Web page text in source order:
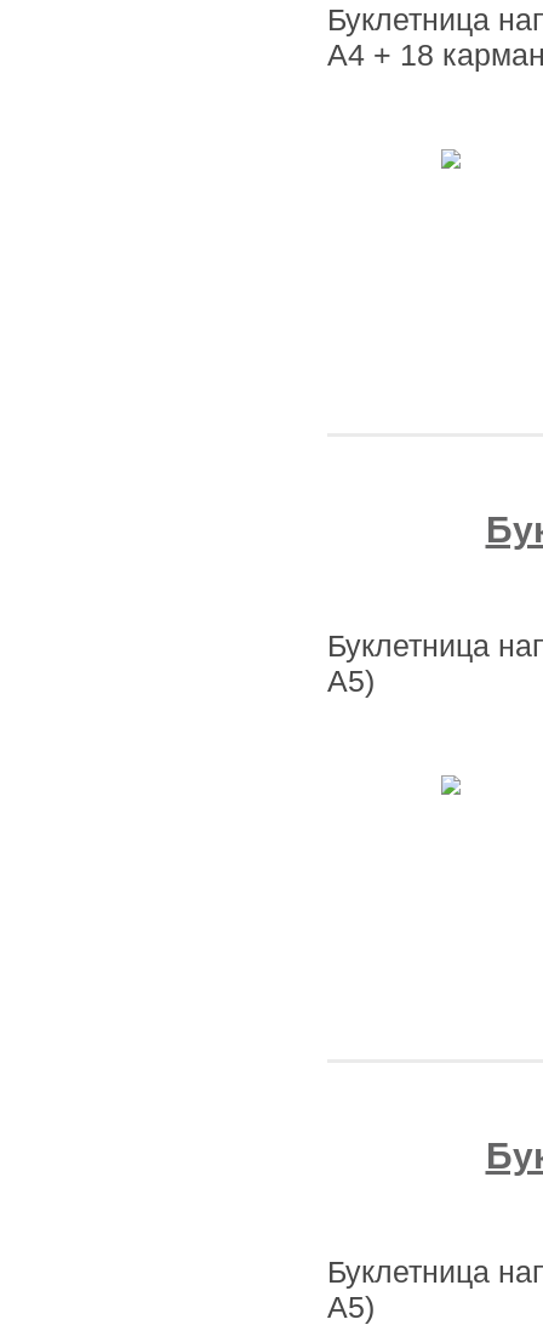
Буклетница
А4 + 18
Буклетница
А5)
Буклетница
А5)